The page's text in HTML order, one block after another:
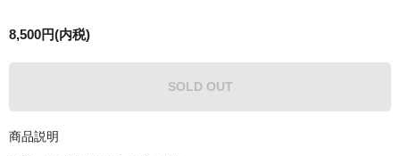
8,500円(内税)
SOLD OUT
商品説明